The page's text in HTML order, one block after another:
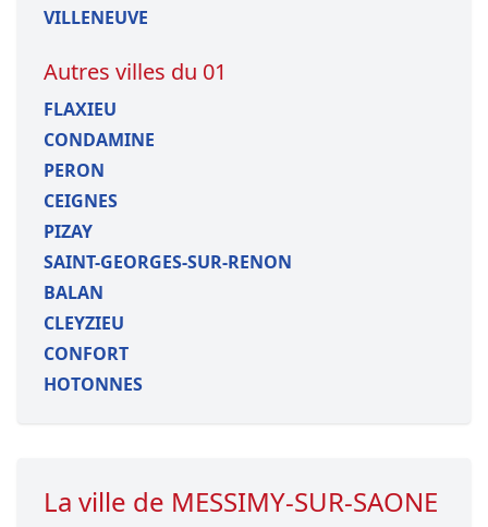
VILLENEUVE
Autres villes du 01
FLAXIEU
CONDAMINE
PERON
CEIGNES
PIZAY
SAINT-GEORGES-SUR-RENON
BALAN
CLEYZIEU
CONFORT
HOTONNES
La ville de MESSIMY-SUR-SAONE